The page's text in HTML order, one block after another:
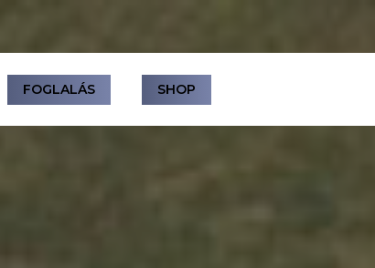
FOGLALÁS SHOP